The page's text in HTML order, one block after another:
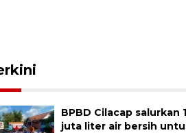
BPBD Cilacap salurkan
juta liter air bersih